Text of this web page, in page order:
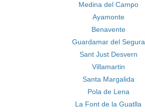
Medina del Campo
Ayamonte
Benavente
Guardamar del Segura
Sant Just Desvern
Villamartin
Santa Margalida
Pola de Lena
La Font de la Guatlla